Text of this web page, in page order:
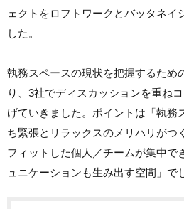
ェクトをロフトワークとバッタネイ
した。
執務スペースの現状を把握するため
り、3社でディスカッションを重ね
げていきました。ポイントは「執務
ち緊張とリラックスのメリハリがつ
フィットした個人／チームが集中で
ュニケーションも生み出す空間」で